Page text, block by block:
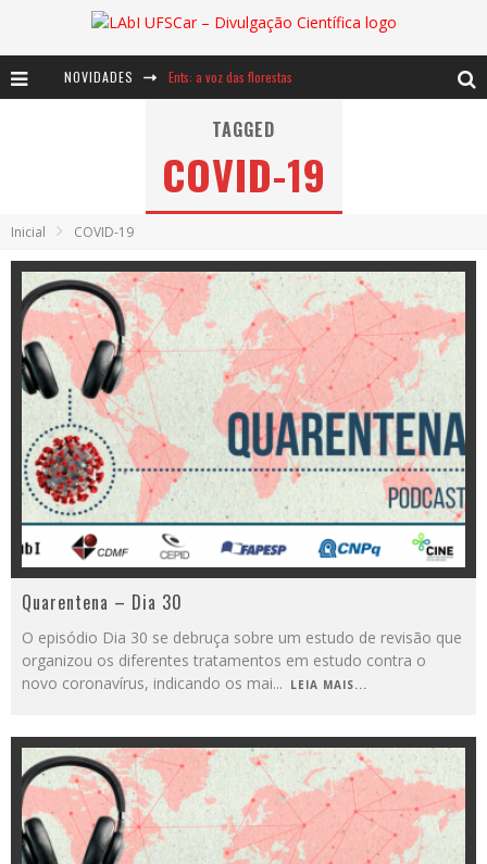
NOVIDADES Ents: a voz das florestas
Notáveis: Bertha Lutz
TAGGED
COVID-19
Inicial COVID-19
Quarentena – Dia 30
O episódio Dia 30 se debruça sobre um estudo de revisão que
organizou os diferentes tratamentos em estudo contra o
novo coronavírus, indicando os mai... LEIA MAIS...